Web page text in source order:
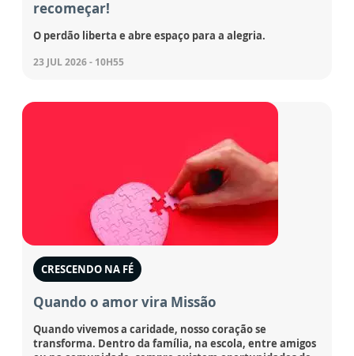
recomeçar!
O perdão liberta e abre espaço para a alegria.
23 JUL 2026 - 10H55
CRESCENDO NA FÉ
Quando o amor vira Missão
Quando vivemos a caridade, nosso coração se
transforma. Dentro da família, na escola, entre amigos